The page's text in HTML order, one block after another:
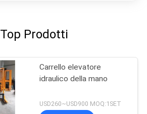
Top Prodotti
Carrello elevatore
idraulico della mano
USD260~USD900 MOQ:1SET